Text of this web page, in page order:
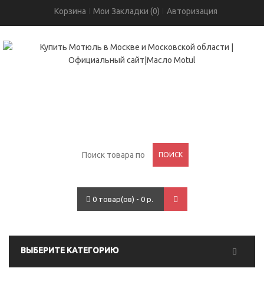
Корзина Мои Закладки (0) Авторизация
ПОИСК
0 товар(ов) - 0 р.
ВЫБЕРИТЕ КАТЕГОРИЮ